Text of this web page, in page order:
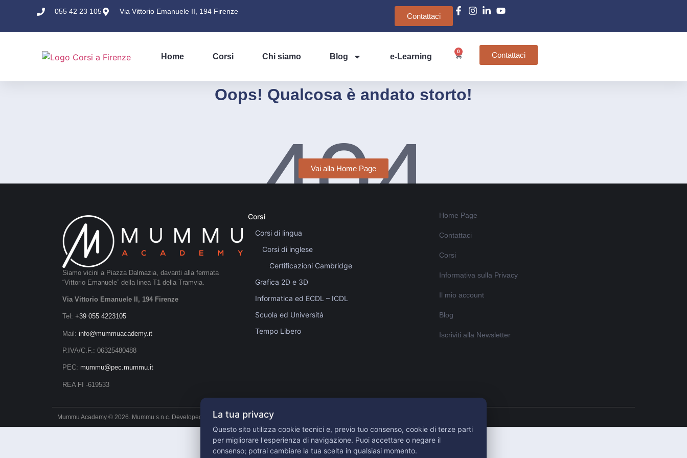
055 42 23 105 Via Vittorio Emanuele II, 194 Firenze
Contattaci
Home Corsi Chi siamo Blog e-Learning
0 Contattaci
Oops! Qualcosa è andato storto!
404
Vai alla Home Page
Siamo vicini a Piazza Dalmazia, davanti alla fermata
“Vittorio Emanuele” della linea T1 della Tramvia.
Via Vittorio Emanuele II, 194 Firenze
Tel: +39 055 4223105
Mail: info@mummuacademy.it
P.IVA/C.F.: 06325480488
PEC: mummu@pec.mummu.it
REA FI -619533
Corsi
Corsi di lingua
Corsi di inglese
Certificazioni Cambridge
Grafica 2D e 3D
Informatica ed ECDL – ICDL
Scuola ed Università
Tempo Libero
Home Page
Contattaci
Corsi
Informativa sulla Privacy
Il mio account
Blog
Iscriviti alla Newsletter
Mummu Academy © 2026. Mummu s.n.c. Developed By Petar Karan
La tua privacy
Questo sito utilizza cookie tecnici e, previo tuo consenso, cookie di terze parti
per migliorare l'esperienza di navigazione. Puoi accettare o negare il
consenso; potrai cambiare la tua scelta in qualsiasi momento.